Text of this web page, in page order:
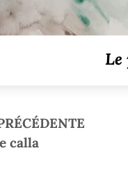
Le
calla